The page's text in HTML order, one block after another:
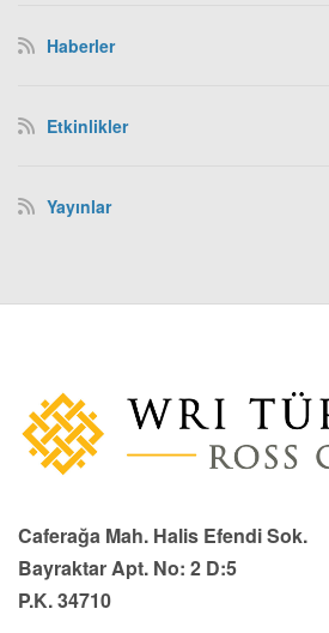
Haberler
Etkinlikler
Yayınlar
Caferağa Mah. Halis Efendi Sok.
Bayraktar Apt. No: 2 D:5
P.K. 34710